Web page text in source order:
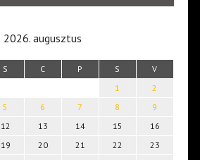
2026. augusztus
S C P S V
1
2
5 6 7 8
9
12 13 14 15
16
19 20 21 22
23